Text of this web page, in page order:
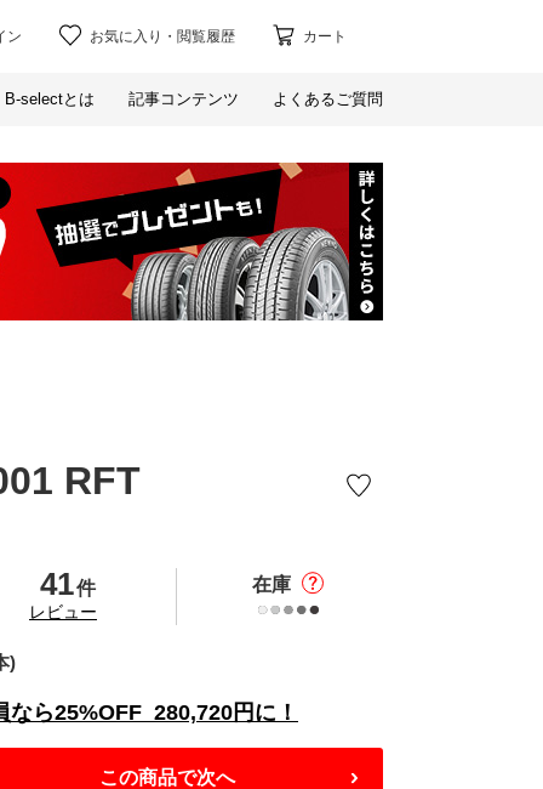
ン お気に入り ・ 閲覧履歴 カート
B-selectとは 記事コンテンツ よくあるご質問
RFT
41件
の
レビュー
在庫
)
なら25%OFF 280,720 円に！
この商品で次へ